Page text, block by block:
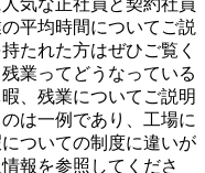
気な正社員と契約社員
平均時間についてご説
たれた方はぜひご覧く
業ってどうなっている
、残業についてご説明
は一例であり、工場に
ついての制度に違いが
報を参照してくださ